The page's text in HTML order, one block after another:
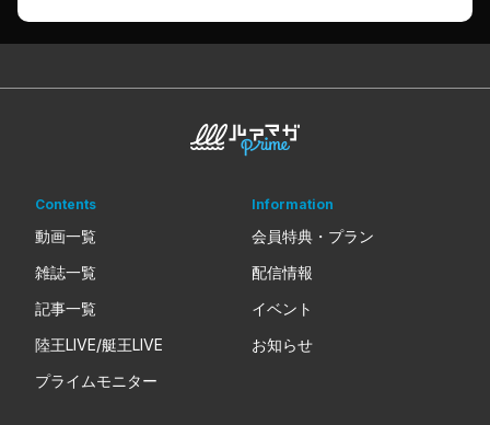
Contents
動画一覧
雑誌一覧
記事一覧
陸王LIVE/艇王LIVE
プライムモニター
Information
会員特典・プラン
配信情報
イベント
お知らせ